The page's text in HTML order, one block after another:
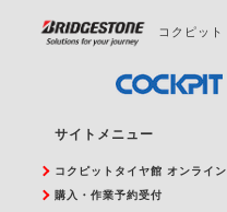
コクピッ
サイトメニュー
コクピットタイヤ館 オンライ
購入・作業予約受付